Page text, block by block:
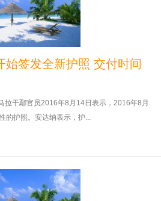
始签发全新护照 交付时间
拉干鄢官员2016年8月14日表示，2016年8月
的护照。安达纳表示，护...